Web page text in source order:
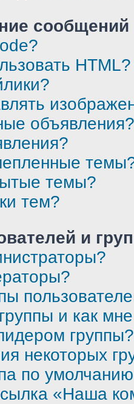
HTML?
объявления?
темы?
тем?
и
и как
группы?
некоторых
по
«Наша